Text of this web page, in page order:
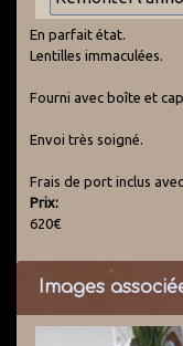
En parfait état.
Lentilles immaculées.
Fourni avec boîte et
Envoi très soigné.
Frais de port inclus
Prix:
620€
Images